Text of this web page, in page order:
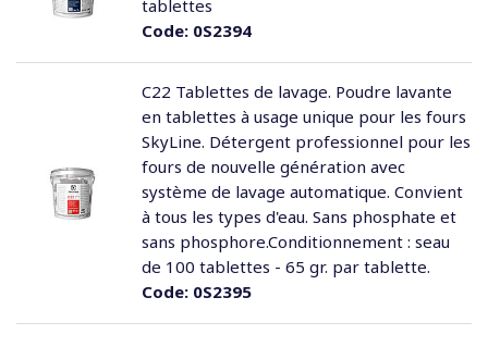
Code:0S2394
tablettes
Code:0S2395
C22 Tablettes de lavage. Poudre lavante
en tablettes à usage unique pour les fours
SkyLine. Détergent professionnel pour les
fours de nouvelle génération avec
système de lavage automatique. Convient
à tous les types d'eau. Sans phosphate et
sans phosphore.Conditionnement : seau
de 100 tablettes - 65 gr. par tablette.